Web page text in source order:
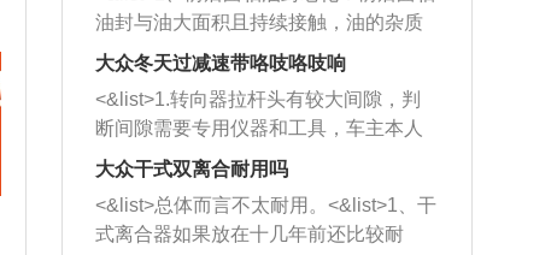
的堵塞，就需要将三元催化器泡在草酸
洗剂对堵塞的情况得到解决，将清洗剂
放在燃油箱中，与燃油混合后，车辆启
动时，就可以和汽油一起进入到燃烧
室，最后形成废气排出，就可以让三元
催化器得到清洗，排气管堵塞的情况就
能够得到解决。
圈数。 <&list>3、最后强调要反复练
习，这样就可以形成肌肉记忆，在真实
驾驶车辆时，不需要记忆也能打好方
向。
油封与油大面积且持续接触，油的杂质
和发动机内持续温度变化使其密封效果
逐渐减弱，导致渗油或漏油。<&list>2、
活塞间隙过大：积碳会使活塞环与缸体
的间隙扩大，导致机油流入燃烧室中，
造成烧机油。<&list>3、机油粘度。使用
机油粘度过小的话，同样会有烧机油现
象，机油粘度过小具有很好的流动性，
大众冬天过减速带咯吱咯吱响
<&list>1.转向器拉杆头有较大间隙，判
断间隙需要专用仪器和工具，车主本人
无法制作，需要将车辆送到修理厂或4s
店；<&list>2.车辆半轴套管防尘罩破
裂，破裂后会出现漏油现象，使半轴磨
损严重，磨损的半轴容易损坏，产生异
大众干式双离合耐用吗
<&list>总体而言不太耐用。<&list>1、干
式离合器如果放在十几年前还比较耐